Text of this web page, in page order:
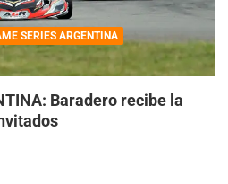
SERIES ARGENTINA
Baradero recibe la